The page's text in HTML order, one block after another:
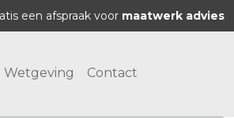
een afspraak voor maatwerk advies
Wetgeving Contact